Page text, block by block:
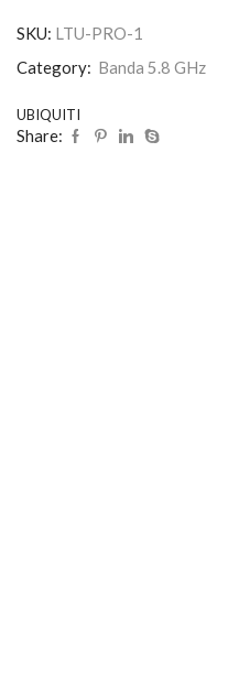
SKU: LTU-PRO-1
Category: Banda 5.8 GHz
UBIQUITI
Share: